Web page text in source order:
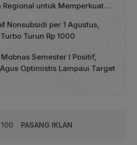
Regional untuk Memperkuat
Nonsubsidi per 1 Agustus,
Turun Rp 1000
Semester I Positif,
Optimistis Lampaui Target
PASANG IKLAN